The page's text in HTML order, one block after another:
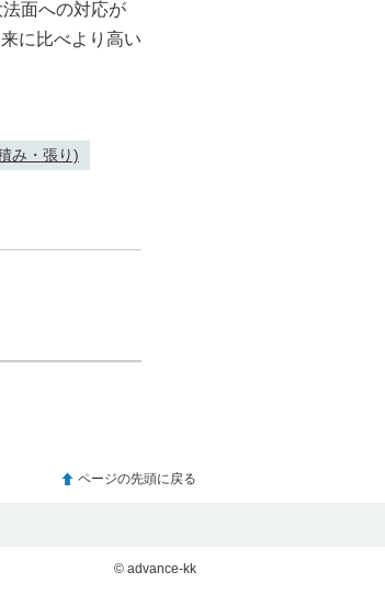
面への対応が
に比べより高い
み・張り)
ページの先頭に戻る
© advance-kk